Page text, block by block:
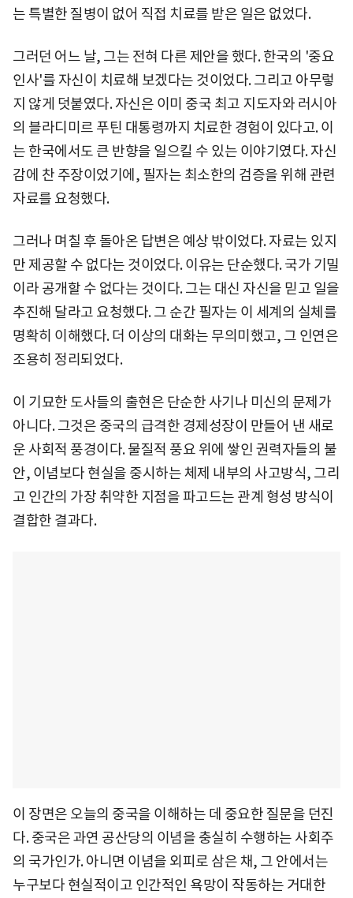
는 특별한 질병이 없어 직접 치료를 받은 일은 없었다.
그러던 어느 날, 그는 전혀 다른 제안을 했다. 한국의 '중요
인사'를 자신이 치료해 보겠다는 것이었다. 그리고 아무렇
지 않게 덧붙였다. 자신은 이미 중국 최고 지도자와 러시아
의 블라디미르 푸틴 대통령까지 치료한 경험이 있다고. 이
는 한국에서도 큰 반향을 일으킬 수 있는 이야기였다. 자신
감에 찬 주장이었기에, 필자는 최소한의 검증을 위해 관련
자료를 요청했다.
그러나 며칠 후 돌아온 답변은 예상 밖이었다. 자료는 있지
만 제공할 수 없다는 것이었다. 이유는 단순했다. 국가 기밀
이라 공개할 수 없다는 것이다. 그는 대신 자신을 믿고 일을
추진해 달라고 요청했다. 그 순간 필자는 이 세계의 실체를
명확히 이해했다. 더 이상의 대화는 무의미했고, 그 인연은
조용히 정리되었다.
이 기묘한 도사들의 출현은 단순한 사기나 미신의 문제가
아니다. 그것은 중국의 급격한 경제성장이 만들어 낸 새로
운 사회적 풍경이다. 물질적 풍요 위에 쌓인 권력자들의 불
안, 이념보다 현실을 중시하는 체제 내부의 사고방식, 그리
고 인간의 가장 취약한 지점을 파고드는 관계 형성 방식이
결합한 결과다.
이 장면은 오늘의 중국을 이해하는 데 중요한 질문을 던진
다. 중국은 과연 공산당의 이념을 충실히 수행하는 사회주
의 국가인가. 아니면 이념을 외피로 삼은 채, 그 안에서는
누구보다 현실적이고 인간적인 욕망이 작동하는 거대한